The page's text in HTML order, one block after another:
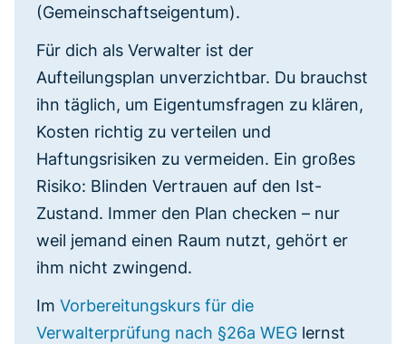
(Gemeinschaftseigentum).
Für dich als Verwalter ist der
Aufteilungsplan unverzichtbar. Du brauchst
ihn täglich, um Eigentumsfragen zu klären,
Kosten richtig zu verteilen und
Haftungsrisiken zu vermeiden. Ein großes
Risiko: Blinden Vertrauen auf den Ist-
Zustand. Immer den Plan checken – nur
weil jemand einen Raum nutzt, gehört er
ihm nicht zwingend.
Im Vorbereitungskurs für die
Verwalterprüfung nach §26a WEG lernst